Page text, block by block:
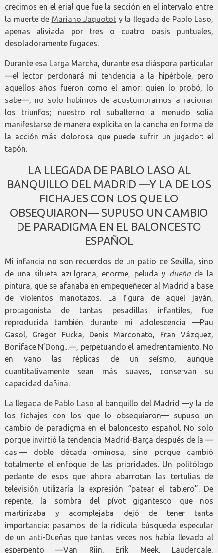
crecimos en el erial que fue la sección en el intervalo entre
la muerte de Mariano Jaquotot y la llegada de Pablo Laso,
apenas aliviada por tres o cuatro oasis puntuales,
desoladoramente fugaces.
Durante esa Larga Marcha, durante esa diáspora particular
—el lector perdonará mi tendencia a la hipérbole, pero
aquellos años fueron como el amor: quien lo probó, lo
sabe—, no solo hubimos de acostumbrarnos a racionar
los triunfos; nuestro rol subalterno a menudo solía
manifestarse de manera explícita en la cancha en forma de
la acción más dolorosa que puede sufrir un jugador: el
tapón.
LA LLEGADA DE PABLO LASO AL
BANQUILLO DEL MADRID —Y LA DE LOS
FICHAJES CON LOS QUE LO
OBSEQUIARON— SUPUSO UN CAMBIO
DE PARADIGMA EN EL BALONCESTO
ESPAÑOL
Mi infancia no son recuerdos de un patio de Sevilla, sino
de una silueta azulgrana, enorme, peluda y dueñade la
pintura, que se afanaba en empequeñecer al Madrid a base
de violentos manotazos. La figura de aquel jayán,
protagonista de tantas pesadillas infantiles, fue
reproducida también durante mi adolescencia —Pau
Gasol, Gregor Fucka, Denis Marconato, Fran Vázquez,
Boniface N’Dong...—, perpetuando el amedrentamiento. No
en vano las réplicas de un seísmo, aunque
cuantitativamente sean más suaves, conservan su
capacidad dañina.
La llegada de Pablo Laso al banquillo del Madrid —y la de
los fichajes con los que lo obsequiaron— supuso un
cambio de paradigma en el baloncesto español. No solo
porque invirtió la tendencia Madrid-Barça después de la —
casi— doble década ominosa, sino porque cambió
totalmente el enfoque de las prioridades. Un politólogo
pedante de esos que ahora abarrotan las tertulias de
televisión utilizaría la expresión “patear el tablero”. De
repente, la sombra del pívot gigantesco que nos
martirizaba y acomplejaba dejó de tener tanta
importancia: pasamos de la ridícula búsqueda especular
de un anti-Dueñas que tantas veces nos había llevado al
esperpento —Van Rijn, Erik Meek, Lauderdale,